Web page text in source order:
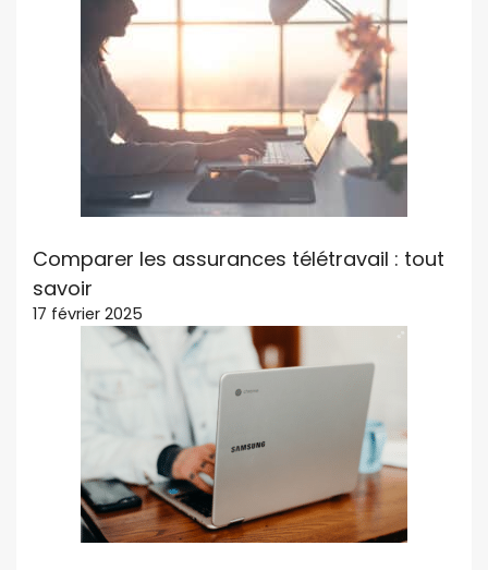
Comparer les assurances télétravail : tout
savoir
17 février 2025